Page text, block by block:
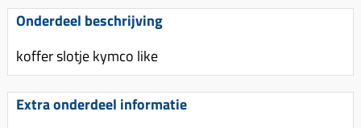
Spruitstuk (delen)
Uitlaten compleet
Uitlaat bocht
Rem (delen)
Remhevels
Remsegmenten
Regenkleding
Vespa accessoires
Voordragers
Onderdeel beschrijving
koffer slotje kymco like
Extra onderdeel informatie